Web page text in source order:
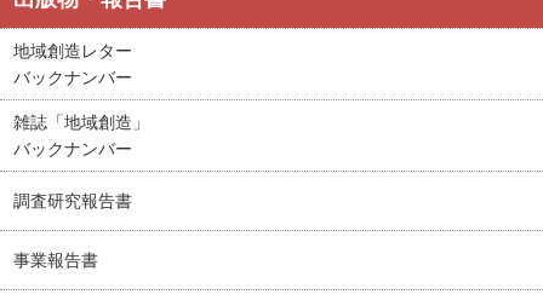
地域創造レター
バックナンバー
雑誌「地域創造」
バックナンバー
調査研究報告書
事業報告書